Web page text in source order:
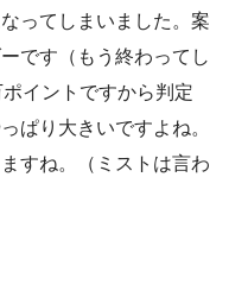
ってしまいました。案
です（もう終わってし
イントですから判定
ぱり大きいですよね。
すね。（ミストは言わ